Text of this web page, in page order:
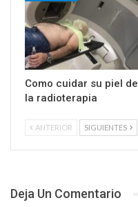
Como cuidar su piel de
la radioterapia
ANTERIOR SIGUIENTES
Deja Un Comentario